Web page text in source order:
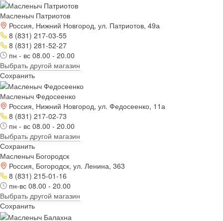
Масленыч Патриотов
Россия, Нижний Новгород, ул. Патриотов, 49а
8 (831) 217-03-55
8 (831) 281-52-27
пн - вс 08.00 - 20.00
Выбрать другой магазин
Сохранить
Масленыч Федосеенко
Россия, Нижний Новгород, ул. Федосеенко, 11а
8 (831) 217-02-73
пн - вс 08.00 - 20.00
Выбрать другой магазин
Сохранить
Масленыч Богородск
Россия, Богородск, ул. Ленина, 363
8 (831) 215-01-16
пн-вс 08.00 - 20.00
Выбрать другой магазин
Сохранить